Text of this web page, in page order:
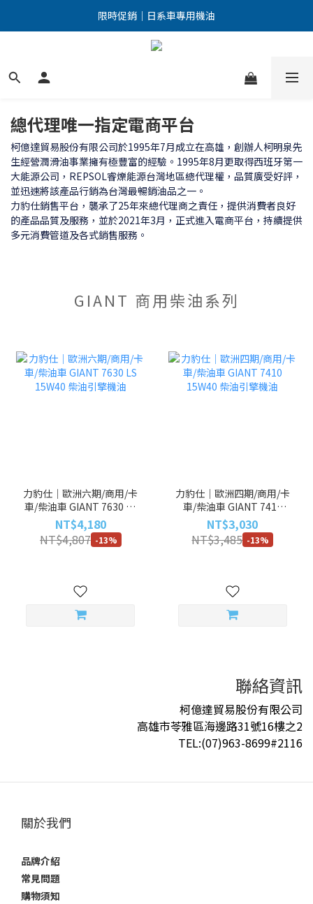
點擊加入LINE好友 優惠訊息不漏接！
限時促銷｜日系車專用機油
點擊加入LINE好友 優惠訊息不漏接！
總代理唯一指定電商平台
柯億達貿易股份有限公司於1995年7月成立在高雄，創辦人柯明泉先
生經營潤滑油事業擁有極豐富的經驗。1995年8月更取得西班牙第一
大能源公司，REPSOL​睿爍能源台灣地區總代理權，品質廣受好評，
並迅速將該產品行銷為台灣最暢銷油品之一。
力豹仕銷售平台，襲承了25年來總代理商之責任，提供消費者良好
的產品品質及服務，並於2021年3月，正式進入電商平台，持續提供
多元消費管道及各式銷售服務。
GIANT 商用柴油系列
力豹仕｜歐洲六期/商用/卡
車/柴油車 GIANT 7630 LS
15W40 柴油引擎機油
NT$4,180
NT$4,807 -13%
力豹仕｜歐洲四期/商用/卡
車/柴油車 GIANT 7410
15W40 柴油引擎機油
NT$3,030
NT$3,485 -13%
聯絡資訊
柯億達貿易股份有限公司
高雄市苓雅區海邊路31號16樓之2
TEL:(07)963-8699#2116
關於我們
品牌介紹
常見問題
購物須知